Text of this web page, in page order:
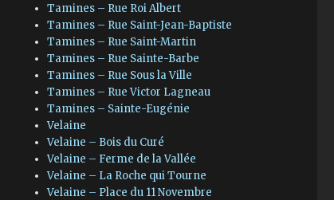
Tamines – Rue Roi Albert
Tamines – Rue Saint-Jean-Baptiste
Tamines – Rue Saint-Martin
Tamines – Rue Sainte-Barbe
Tamines – Rue Sous la Ville
Tamines – Rue Victor Lagneau
Tamines – Sainte-Eugénie
Velaine
Velaine – Bois du Curé
Velaine – Ferme de la Vallée
Velaine – La Roche qui Tourne
Velaine – Place du 11 Novembre